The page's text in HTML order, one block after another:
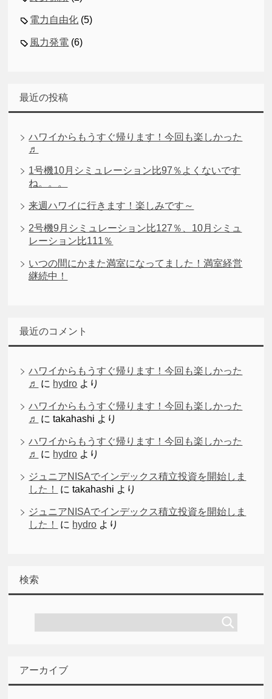
電力自由化 (5)
風力発電 (6)
最近の投稿
ハワイからもうすぐ帰ります！今回も楽しかった
♬
1号機10月シミュレーション比97％よくないです
ね。。。
来週ハワイに行きます！楽しみです～
2号機9月シミュレーション比127％、10月シミュ
レーション比111％
いつの間にかまた満室になってました！満室経営
継続中！
最近のコメント
ハワイからもうすぐ帰ります！今回も楽しかった
♬
に hydro より
ハワイからもうすぐ帰ります！今回も楽しかった
♬
にtakahashi より
ハワイからもうすぐ帰ります！今回も楽しかった
♬
に hydro より
ジュニアNISAでインデックス積立投資を開始しま
した！
にtakahashi より
ジュニアNISAでインデックス積立投資を開始しま
した！
に hydro より
検索
アーカイブ